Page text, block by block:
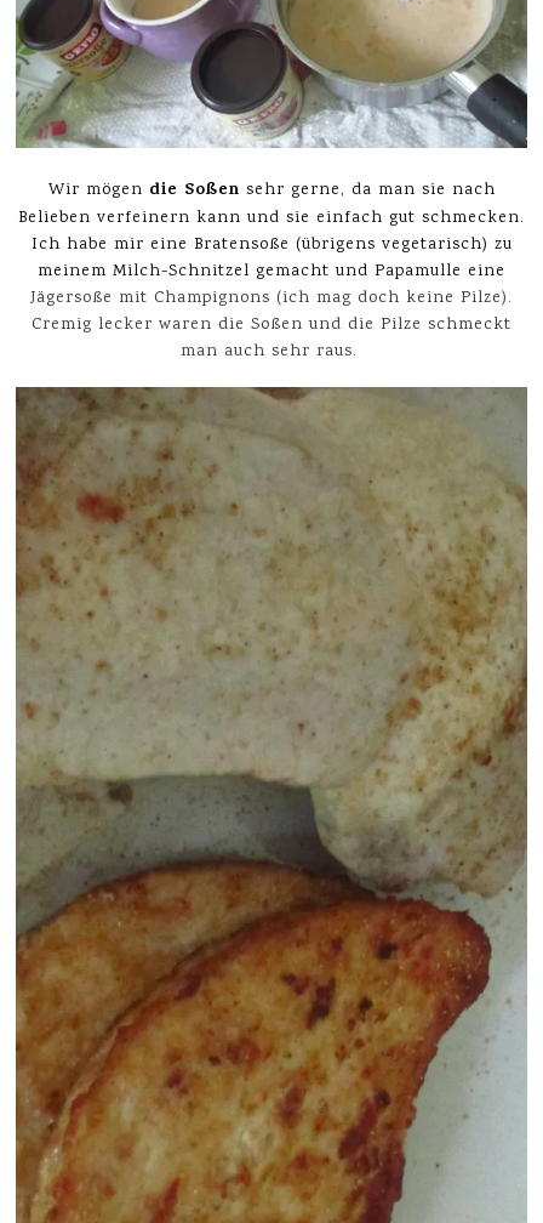
Wir mögen die Soßen sehr gerne, da man sie nach
Belieben verfeinern kann und sie einfach gut schmecken.
Ich habe mir eine Bratensoße (übrigens vegetarisch) zu
meinem Milch-Schnitzel gemacht und Papamulle eine
Jägersoße mit Champignons (ich mag doch keine Pilze).
Cremig lecker waren die Soßen und die Pilze schmeckt
man auch sehr raus.